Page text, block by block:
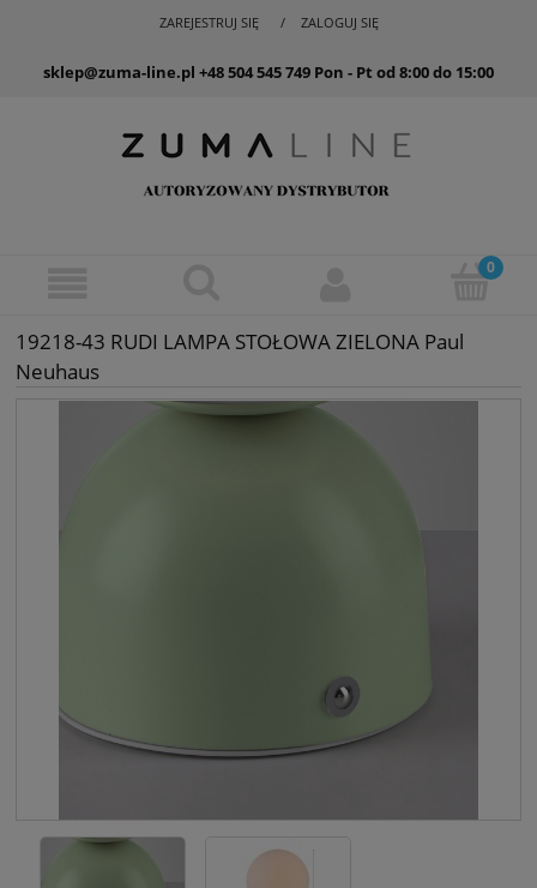
ZAREJESTRUJ SIĘ ZALOGUJ SIĘ
sklep@zuma-line.pl +48 504 545 749 Pon - Pt od 8:00 do 15:00
19218-43 RUDI LAMPA STOŁOWA ZIELONA Paul
Neuhaus